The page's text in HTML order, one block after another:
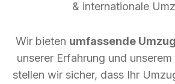
& internationale
Wir bieten umfassende
unserer Erfahrung und
stellen wir sicher, dass Ihr